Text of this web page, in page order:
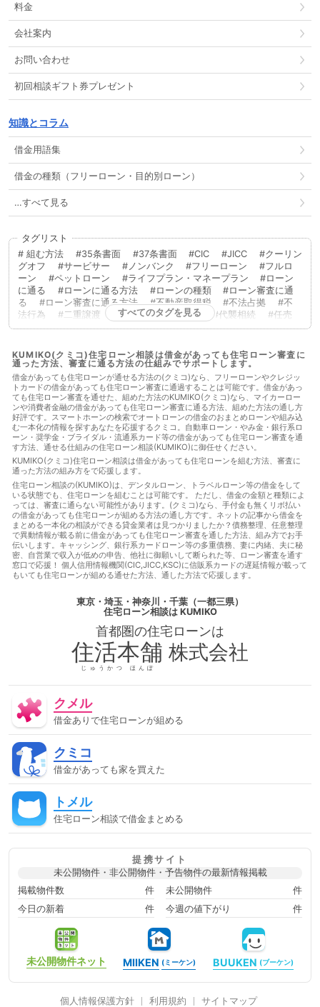
料金
会社案内
お問い合わせ
初回相談ギフト券プレゼント
知識とコラム
借金用語集
借金の種類（フリーローン・目的別ローン）
…すべて見る
タグリスト
組む方法
35条書面 37条書面 CIC JICC
クーリン
グオフ
サービサー ノンバンク フリーローン
フルロ
ーン
ペットローン ライフプラン・マネープラン
ローン
に通る
ローンに通る方法 ローンの種類
ローン審査に通
る
ローン審査に通る方法 不動産取得税 不法占拠
不
法行為
二重譲渡 代物弁済 代理人 代襲相続
任売
任意売却
低層住居専用地域 住宅ローン
住宅ローンに通
商品
住宅ローン審査 住宅ローン審査に通る
住宅ローン
審査に通る方法
住宅ローン相談 住宅購入
使用者責任
使用貸借
保佐人 個人信用情報 借地借家法
借地権
借金
借金あってもローンに通った
借金あってもローンに通
る
借金あってもローンに通る方法
借金あってもローン審査
に通る
借金あってもローン審査に通る方法
借金あっても住
宅ローンに通る
借金あっても住宅ローンに通る方法
借金あ
っても住宅ローン審査に通る
借金あっても住宅ローン審査に通
る方法
借金あっても審査に通る
借金あっても審査に通る方
法
借金あっても通る 借金あっても通る方法
借金があっ
てもローンに通る
借金があってもローンに通る方法
あってもローン審査に通る
借金があってもローン審査に通る方
法
借金があっても住宅ローンに通る
借金があっても住宅ロ
ーンに通る方法
借金があっても住宅ローンを組む
借金があ
っても住宅ローン審査に通る
借金があっても住宅ローン審査に
通る方法
借金があっても住宅ローン審査に通る方法
借金が
あっても住宅ローン審査に通過することは可能
借金があっても
審査に通る
借金があっても審査に通る
借金があっても審査
に通る方法
借金があっても通る 借金があっても通る
借
金があっても通る方法
借金があってローンに通る
ってローンに通る方法
借金があってローン審査に通る
があってローン審査に通る方法
借金があって住宅ローンに通
借金があって住宅ローンに通る方法
借金があって住宅ロ
借金があって住宅ローン審査に通る方法
金があって審査に通る
借金があって審査に通る方法
借金があって通る方法 停止条件
債権譲渡 入札
危険負担
原価法
取引事例比較法
取消権 合意解除
行
固定資産税 固定金利 土地
然果実
地権
容積率
る方法
専有部分 建ぺい率
築協定
建築基準法 建築確認
格
抗弁権 抵当権
敷地
敷地、防火、衛生、 時効
索の抗弁権
構造 構造計算 民事執行法
消滅時効
準防火地域 滞納 無効 無権代理
物件変
動
用益権 用途地域 登記 登記事項証明書
目的別ロ
直系尊属 相続時精算課税制度
破産 破産管財人 確定日付 税金 競売
財人
組む方法
組む方法ローンに通るローンに通る方法ロー
ン審査に通るローン審査に通る方法住宅ローンに通る住宅ローンに
通る方法住宅ローン審査に通る住宅ローン審査に通る方法住宅ロー
法借金があってもローン審査に通る借金があってもローン審査に通
る方法借金があっても住宅ローンに通る借金があっても住宅ローン
に通る方法借金があっても住宅ローン審査に通る借金があっても住
宅ローン審査に通る方法借金があっても住宅ローン審査に通る方法
借金があっても審査に通る借金があっても審査に通る借金があって
も審査に通る方法借金があっても通る借金があっても通る借金があ
すべてのタグを見る
KUMIKO(クミコ)住宅ローン相談は借金があっても住宅ローン審査に
通った方法、審査に通る方法の仕組みでサポートします。
借金があっても住宅ローンが通せる方法の(クミコ)なら、フリーローンやクレジッ
トカードの借金があっても住宅ローン審査に通過することは可能です。借金があっ
ても住宅ローン審査を通せた、組めた方法のKUMIKO(クミコ)なら、マイカーロー
ンや消費者金融の借金があっても住宅ローン審査に通る方法、組めた方法の通し方
好評です。スマートホーンの検索でオートローンの借金のおまとめローンや組み込
む一本化の情報を探すあなたを応援するクミコ。自動車ローン・やみ金・銀行系ロ
ーン・奨学金・ブライダル・流通系カード等の借金があっても住宅ローン審査を通
す方法、通せる仕組みの住宅ローン相談(KUMIKO)に御任せください。
KUMIKO(クミコ)住宅ローン相談は借金があっても住宅ローンを組む方法、審査に
通った方法の組み方をで応援します。
住宅ローン相談の(KUMIKO)は、デンタルローン、トラベルローン等の借金をして
いる状態でも、住宅ローンを組むことは可能です。 ただし、借金の金額と種類によ
っては、審査に通らない可能性があります。(クミコ)なら、手付金も無くリボ払い
の借金があっても住宅ローンが組める方法の通し方です。ネットの記事から借金を
まとめる一本化の相談ができる貸金業者は見つかりましたか？債務整理、任意整理
で異動情報が載る前に借金があっても住宅ローン審査を通した方法、組み方でお手
伝いします。キャッシング、銀行系カードローン等の多重債務、妻に内緒、夫に秘
密、自営業で収入が低めの申告、他社に御願いして断られた等、ローン審査を通す
窓口で応援！ 個人信用情報機関(CIC,JICC,KSC)に信販系カードの遅延情報が載って
もいても住宅ローンが組める通せた方法、通した方法で応援します。
東京・埼玉・神奈川・千葉（一都三県）
住宅ローン相談は KUMIKO
首都圏の住宅ローンは
住活本舗
じゅうかつ ほんぽ
株式会社
クメル
借金ありで住宅ローンが組める
クミコ
借金があっても家を買えた
トメル
住宅ローン相談で借金まとめる
提携サイト
未公開物件・非公開物件・予告物件の最新情報掲載
掲載物件数
件 未公開物件
件
今日の新着
件 今週の値下がり 件
未公開物件ネット MIIKEN (ミーケン) BUUKEN (ブーケン)
個人情報保護方針 利用規約 サイトマップ